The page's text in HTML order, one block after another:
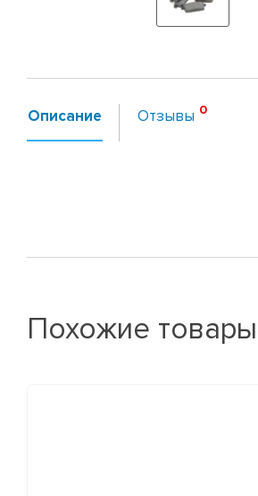
Описание Отзывы
Похожие товары